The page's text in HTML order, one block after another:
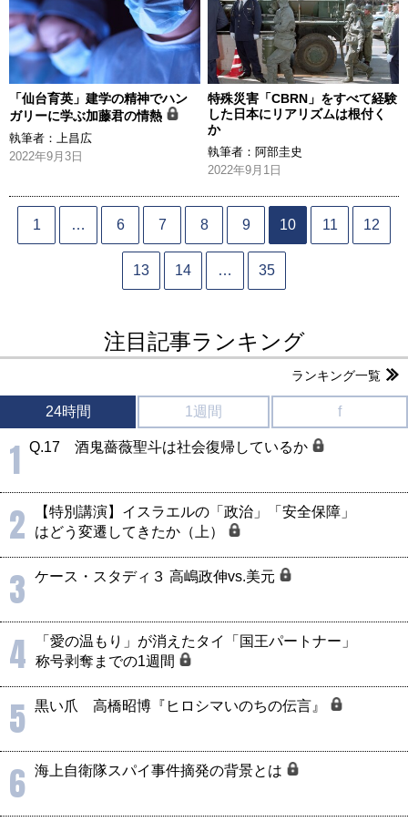
「仙台育英」建学の精神でハン
ガリーに学ぶ加藤君の情熱
執筆者： 上昌広
2022年9月3日
特殊災害「CBRN」をすべて経験
した日本にリアリズムは根付く
か
執筆者： 阿部圭史
2022年9月1日
1 … 6 7 8 9 10 11 12
13 14 … 35
注目記事ランキング
ランキング一覧
24時間 1週間 f
1 Q.17 酒鬼薔薇聖斗は社会復帰しているか
2
【特別講演】イスラエルの「政治」「安全保障」
はどう変遷してきたか（上）
3 ケース・スタディ３ 高嶋政伸vs.美元
4
「愛の温もり」が消えたタイ「国王パートナー」
称号剥奪までの1週間
5 黒い爪 高橋昭博『ヒロシマいのちの伝言』
6 海上自衛隊スパイ事件摘発の背景とは